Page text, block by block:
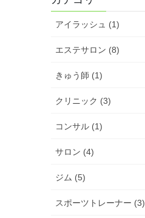
アイラッシュ (1)
エステサロン (8)
きゅう師 (1)
クリニック (3)
コンサル (1)
サロン (4)
ジム (5)
スポーツトレーナー (3)